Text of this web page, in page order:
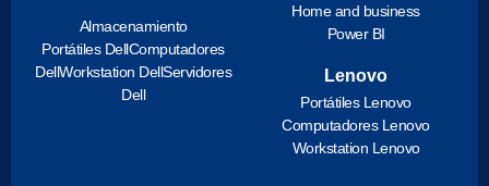
Almacenamiento
Portátiles DellComputadores
DellWorkstation DellServidores
Dell
Home and business
Power BI
Lenovo
Portátiles Lenovo
Computadores Lenovo
Workstation Lenovo